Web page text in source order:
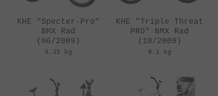
KHE "Specter-Pro"
BMX Rad
(06/2009)
8.35 kg
KHE "Triple Threat
PRO" BMX Rad
(10/2009)
9.1 kg